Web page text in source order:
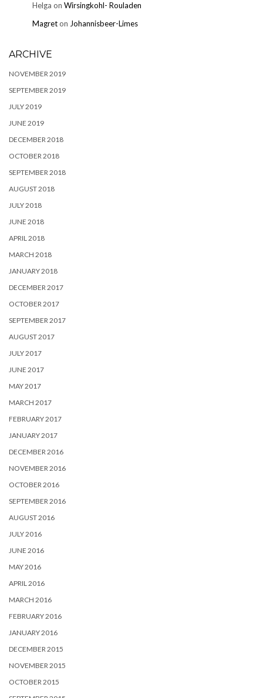
Helga on Wirsingkohl- Rouladen
Magreton Johannisbeer-Limes
ARCHIVE
NOVEMBER 2019
SEPTEMBER 2019
JULY 2019
JUNE 2019
DECEMBER 2018
OCTOBER 2018
SEPTEMBER 2018
AUGUST 2018
JULY 2018
JUNE 2018
APRIL 2018
MARCH 2018
JANUARY 2018
DECEMBER 2017
OCTOBER 2017
SEPTEMBER 2017
AUGUST 2017
JULY 2017
JUNE 2017
MAY 2017
MARCH 2017
FEBRUARY 2017
JANUARY 2017
DECEMBER 2016
NOVEMBER 2016
OCTOBER 2016
SEPTEMBER 2016
AUGUST 2016
JULY 2016
JUNE 2016
MAY 2016
APRIL 2016
MARCH 2016
FEBRUARY 2016
JANUARY 2016
DECEMBER 2015
NOVEMBER 2015
OCTOBER 2015